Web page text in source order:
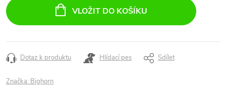
cena:
VLOŽIT DO KOŠÍKU
Dotaz k produktu Hlídací pes Sdílet
Značka: Bighorn